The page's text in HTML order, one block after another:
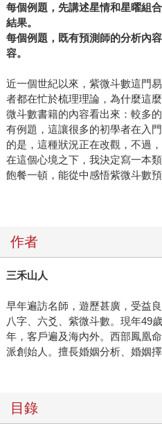
每個例題，先講述星情和星曜組
結果。
每個例題，既有預測師的分析內
容。
近一個世紀以來，紫微斗數這門
者都在忙於梳理理論，為什麼這
微斗數書籍的內容看出來：較多
有例題，這讓很多的初學者在入
的是，這種狀況正在改觀，不過
在這個心境之下，我決定寫一本
飽餐一頓，能從中感悟紫微斗數預
作者
三禾山人
早年遍訪名師，遊歷甚廣，受益
八字、六爻、紫微斗數。現年49
年，客戶遍及海內外。西部鳳凰
派創始人。擅長婚姻分析、婚姻
目錄